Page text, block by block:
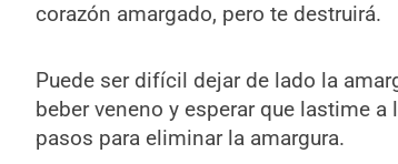
corazón amargado, pero te destruirá.
Puede ser difícil dejar de lado la
beber veneno y esperar que lastime
pasos para eliminar la amargura.